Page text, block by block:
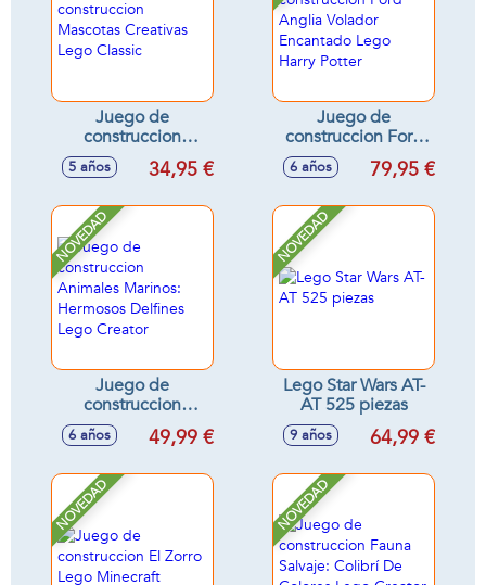
Juego de
construccion
Mascotas Creativas
Lego Classic
5 años 34,95 €
Juego de
construccion Ford
Anglia Volador
Encantado Lego
6 años 79,95 €
NOVEDAD
Juego de
construccion
Animales Marinos:
Hermosos Delfines
6 años 49,99 €
NOVEDAD
Lego Star Wars AT-
AT 525 piezas
9 años 64,99 €
NOVEDAD NOVEDAD